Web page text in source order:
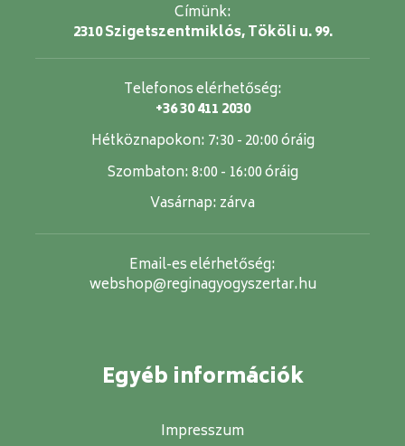
Címünk:
2310 Szigetszentmiklós, Tököli u. 99.
Telefonos elérhetőség:
+36 30 411 2030
Hétköznapokon: 7:30 - 20:00 óráig
Szombaton:8:00 - 16:00 óráig
Vasárnap: zárva
Email-es elérhetőség:
webshop@reginagyogyszertar.hu
Egyéb információk
Impresszum